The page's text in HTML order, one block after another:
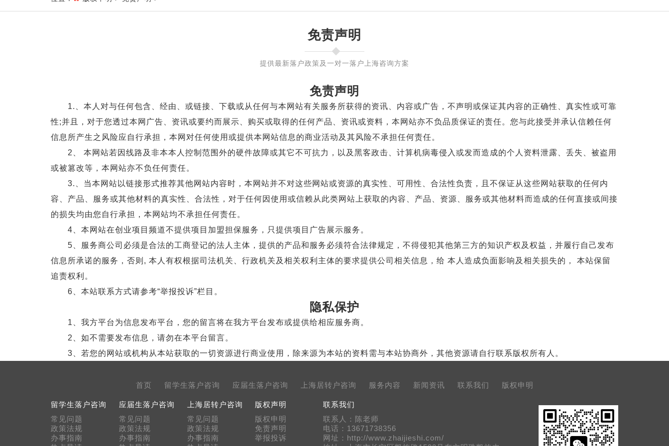
免责声明
提供最新落户政策及一对一落户上海咨询方案
免责声明
1.、本人对与任何包含、经由、或链接、下载或从任何与本网站有关服务所获得的资讯、内容或广告，不声明或保证其内容的正确性、真实性或可靠
性;并且，对于您透过本网广告、资讯或要约而展示、购买或取得的任何产品、资讯或资料，本网站亦不负品质保证的责任。您与此接受并承认信赖任何
信息所产生之风险应自行承担，本网对任何使用或提供本网站信息的商业活动及其风险不承担任何责任。
2、 本网站若因线路及非本本人控制范围外的硬件故障或其它不可抗力，以及黑客政击、计算机病毒侵入或发而造成的个人资料泄露、丢失、被盗用
或被篡改等，本网站亦不负任何责任。
3.、当本网站以链接形式推荐其他网站内容时，本网站并不对这些网站或资源的真实性、可用性、合法性负责，且不保证从这些网站获取的任何内
容、产品、服务或其他材料的真实性、合法性，对于任何因使用或信赖从此类网站上获取的内容、产品、资源、服务或其他材料而造成的任何直接或间接
的损失均由您自行承担，本网站均不承担任何责任。
4、本网站在创业项目频道不提供项目加盟担保服务，只提供项目广告展示服务。
5、服务商公司必须是合法的工商登记的法人主体，提供的产品和服务必须符合法律规定，不得侵犯其他第三方的知识产权及权益，并履行自己发布
信息所承诺的服务，否则, 本人有权根据司法机关、行政机关及相关权利主体的要求提供公司相关信息，给 本人造成负面影响及相关损失的， 本站保留
追责权利。
6、本站联系方式请参考“举报投诉”栏目。
隐私保护
1、我方平台为信息发布平台，您的留言将在我方平台发布或提供给相应服务商。
2、如不需要发布信息，请勿在本平台留言。
3、若您的网站或机构从本站获取的一切资源进行商业使用，除来源为本站的资料需与本站协商外，其他资源请自行联系版权所有人。
首页 留学生落户咨询 应届生落户咨询 上海居转户咨询 服务内容 新闻资讯 联系我们 版权申明
留学生落户咨询
常见问题
政策法规
办事指南
应届生落户咨询
常见问题
政策法规
办事指南
上海居转户咨询
常见问题
政策法规
办事指南
版权声明
版权申明
免责声明
举报投诉
联系我们
联系人：陈老师
电话：13671738356
网址：http://www.zhaijieshi.com/